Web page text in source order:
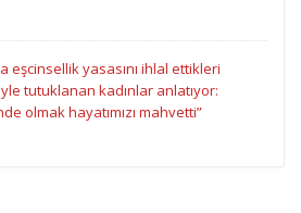
eşcinsellik yasasını ihlal ettikleri
tutuklanan kadınlar anlatıyor:
olmak hayatımızı mahvetti”